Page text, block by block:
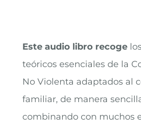
Este audio libro recoge
teóricos esenciales de la
No Violenta adaptados al
familiar, de manera
combinando con muchos